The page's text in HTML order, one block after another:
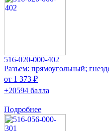
516-020-000-402
Разъем: прямоугольный;
от 1 373 ₽
+20594 балла
Подробнее